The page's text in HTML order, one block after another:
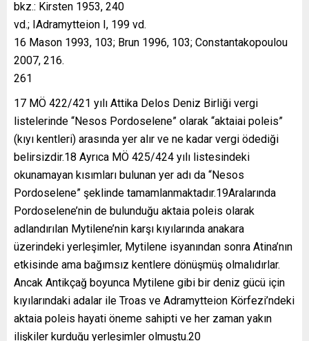
bkz.: Kirsten 1953, 240
vd.; IAdramytteion I, 199 vd.
16 Mason 1993, 103; Brun 1996, 103; Constantakopoulou
2007, 216.
261
17 MÖ 422/421 yılı Attika Delos Deniz Birliği vergi
listelerinde “Nesos Pordoselene” olarak “aktaiai poleis”
(kıyı kentleri) arasında yer alır ve ne kadar vergi ödediği
belirsizdir.18 Ayrıca MÖ 425/424 yılı listesindeki
okunamayan kısımları bulunan yer adı da “Nesos
Pordoselene” şeklinde tamamlanmaktadır.19Aralarında
Pordoselene’nin de bulunduğu aktaia poleis olarak
adlandırılan Mytilene’nin karşı kıyılarında anakara
üzerindeki yerleşimler, Mytilene isyanından sonra Atina’nın
etkisinde ama bağımsız kentlere dönüşmüş olmalıdırlar.
Ancak Antikçağ boyunca Mytilene gibi bir deniz gücü için
kıyılarındaki adalar ile Troas ve Adramytteion Körfezi’ndeki
aktaia poleis hayati öneme sahipti ve her zaman yakın
ilişkiler kurduğu yerleşimler olmuştu.20